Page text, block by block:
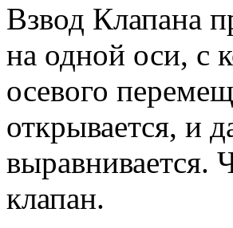
Взвод Клапана
на одной оси, с
осевого
открывается, и
выравнивается.
клапан.